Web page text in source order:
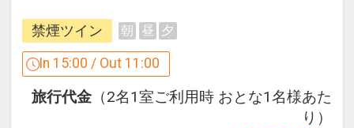
「食事なしプラン」と「朝食付プラン」
をご用意しています。
●「食事なしプラン」と「朝食付プラ
ン」を掲載しています。
※ご覧のページがどちらかを【食事条
禁煙ツイン 朝 昼 夕
In 15:00 / Out 11:00
旅行代金 （2名1室ご利用時 おとな1名様あた
り）